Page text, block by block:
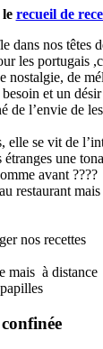
recueil de
dans nos têtes
les portugais
nostalgie, de
et un
de l’envie de
elle se vit de
une
avant ????
restaurant mais
nos recettes
mais à distance